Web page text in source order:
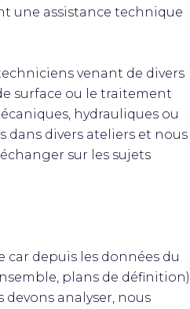
une assistance technique
venant de divers
surface ou le traitement
hydrauliques ou
dans divers ateliers et nous
sur les sujets
depuis les données du
plans de définition)
analyser, nous